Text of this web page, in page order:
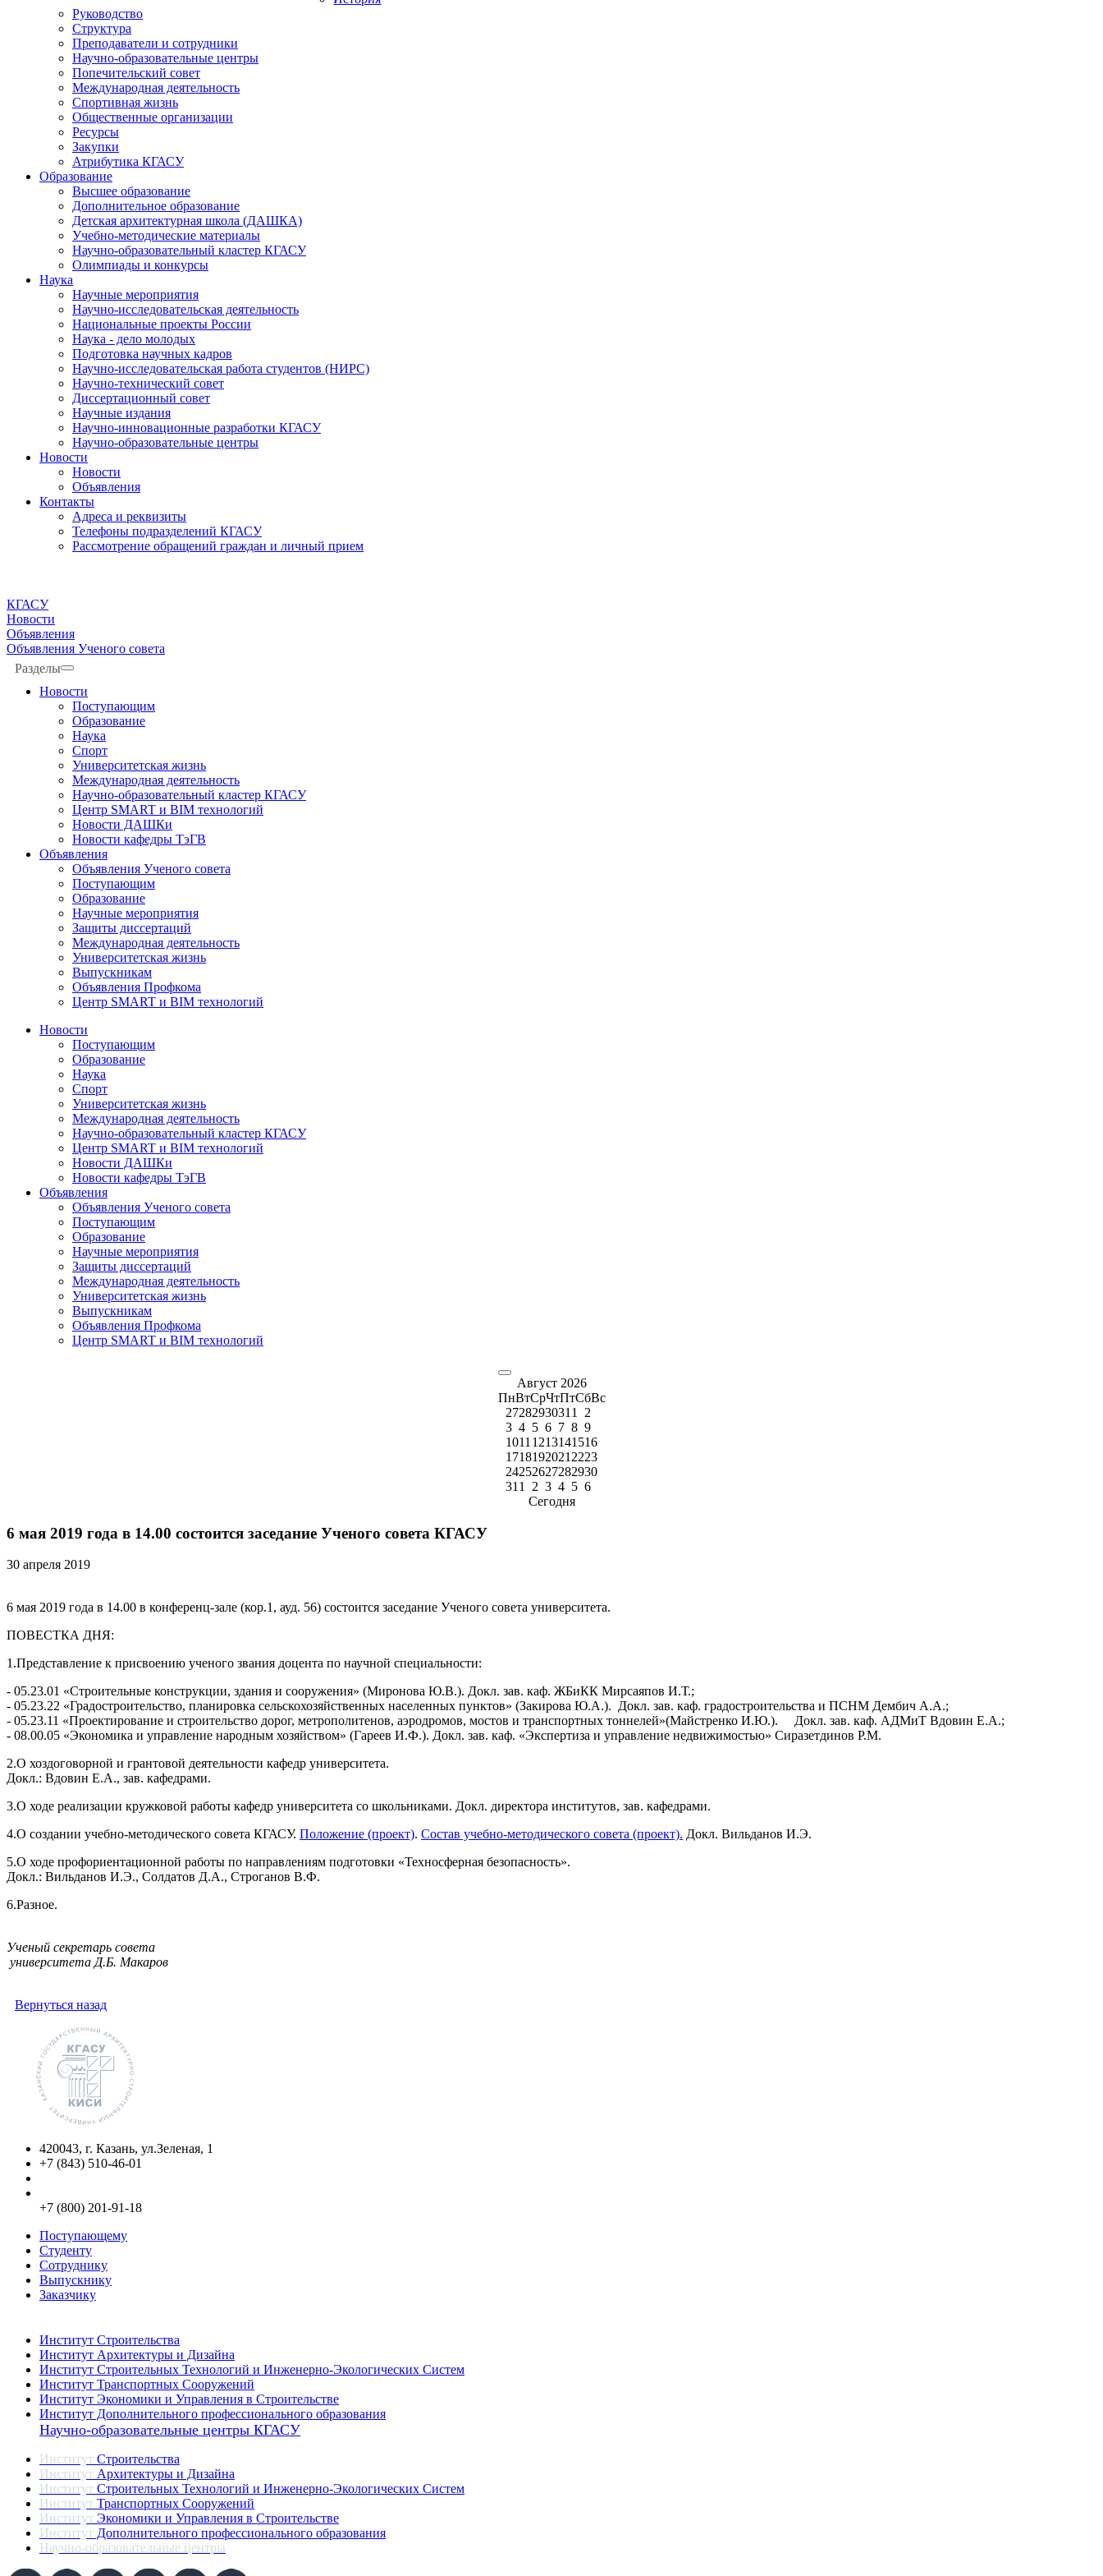
Руководство
Структура
Преподаватели и сотрудники
Научно-образовательные центры
Попечительский совет
Международная деятельность
Спортивная жизнь
Общественные организации
Ресурсы
Закупки
Атрибутика КГАСУ
Образование
Высшее образование
Дополнительное образование
Детская архитектурная школа (ДАШКА)
Учебно-методические материалы
Научно-образовательный кластер КГАСУ
Олимпиады и конкурсы
Наука
Научные мероприятия
Научно-исследовательская деятельность
Национальные проекты России
Наука - дело молодых
Подготовка научных кадров
Научно-исследовательская работа студентов (НИРС)
Научно-технический совет
Диссертационный совет
Научные издания
Научно-инновационные разработки КГАСУ
Научно-образовательные центры
Новости
Новости
Объявления
Контакты
Адреса и реквизиты
Телефоны подразделений КГАСУ
Рассмотрение обращений граждан и личный прием
КГАСУ
Новости
Объявления
Объявления Ученого совета
Разделы
Новости
Поступающим
Образование
Наука
Спорт
Университетская жизнь
Международная деятельность
Научно-образовательный кластер КГАСУ
Центр SMART и BIM технологий
Новости ДАШКи
Новости кафедры ТэГВ
Объявления
Объявления Ученого совета
Поступающим
Образование
Научные мероприятия
Защиты диссертаций
Международная деятельность
Университетская жизнь
Выпускникам
Объявления Профкома
Центр SMART и BIM технологий
Новости
Поступающим
Образование
Наука
Спорт
Университетская жизнь
Международная деятельность
Научно-образовательный кластер КГАСУ
Центр SMART и BIM технологий
Новости ДАШКи
Новости кафедры ТэГВ
Объявления
Объявления Ученого совета
Поступающим
Образование
Научные мероприятия
Защиты диссертаций
Международная деятельность
Университетская жизнь
Выпускникам
Объявления Профкома
Центр SMART и BIM технологий
Август 2026
ПнВтСрЧтПтСбВс
2728293031 1
2
3 4 5 6 7 8 9
1011 1213141516
1718192021 2223
24252627282930
31 1 2 3 4 5 6
Сегодня
6 мая 2019 года в 14.00 состоится заседание Ученого совета КГАСУ
30 апреля 2019
6 мая 2019 года в 14.00 в конференц-зале (кор.1, ауд. 56) состоится заседание Ученого совета университета.
ПОВЕСТКА ДНЯ:
1.Представление к присвоению ученого звания доцента по научной специальности:
- 05.23.01 «Строительные конструкции, здания и сооружения» (Миронова Ю.В.). Докл. зав. каф. ЖБиКК Мирсаяпов И.Т.;
- 05.23.22 «Градостроительство, планировка сельскохозяйственных населенных пунктов» (Закирова Ю.А.). Докл. зав. каф. градостроительства и ПСНМ Дембич А.А.;
- 05.23.11 «Проектирование и строительство дорог, метрополитенов, аэродромов, мостов и транспортных тоннелей»(Майстренко И.Ю.). Докл. зав. каф. АДМиТ Вдовин Е.А.;
- 08.00.05 «Экономика и управление народным хозяйством» (Гареев И.Ф.). Докл. зав. каф. «Экспертиза и управление недвижимостью» Сиразетдинов Р.М.
2.О хоздоговорной и грантовой деятельности кафедр университета.
Докл.: Вдовин Е.А., зав. кафедрами.
3.О ходе реализации кружковой работы кафедр университета со школьниками. Докл. директора институтов, зав. кафедрами.
4.О создании учебно-методического совета КГАСУ. Положение (проект). Состав учебно-методического совета (проект). Докл. Вильданов И.Э.
5.О ходе профориентационной работы по направлениям подготовки «Техносферная безопасность».
Докл.: Вильданов И.Э., Солдатов Д.А., Строганов В.Ф.
6.Разное.
Ученый секретарь совета
университета Д.Б. Макаров
Вернуться назад
420043, г. Казань, ул.Зеленая, 1
+7 (843) 510-46-01
+7 (800) 201-91-18
Поступающему
Студенту
Сотруднику
Выпускнику
Заказчику
Институт Строительства
Институт Архитектуры и Дизайна
Институт Строительных Технологий и Инженерно-Экологических Систем
Институт Транспортных Сооружений
Институт Экономики и Управления в Строительстве
Институт Дополнительного профессионального образования
Научно-образовательные центры КГАСУ
Институт Строительства
Институт Архитектуры и Дизайна
Институт Строительных Технологий и Инженерно-Экологических Систем
Институт Транспортных Сооружений
Институт Экономики и Управления в Строительстве
Институт Дополнительного профессионального образования
Научно-образовательные центры